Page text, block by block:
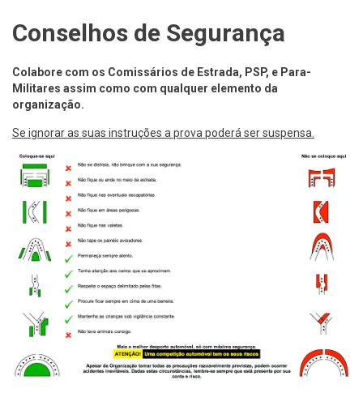
Conselhos de Segurança
Colabore com os Comissários de Estrada, PSP, e Para-
Militares assim como com qualquer elemento da
organização.
Se ignorar as suas instruções a prova poderá ser suspensa.